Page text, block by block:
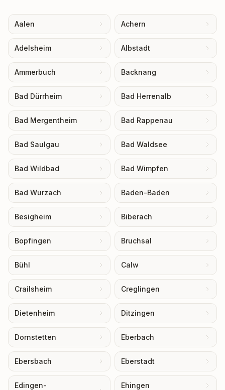
Aalen Achern
Adelsheim Albstadt
Ammerbuch Backnang
Bad Dürrheim Bad Herrenalb
Bad Mergentheim Bad Rappenau
Bad Saulgau Bad Waldsee
Bad Wildbad Bad Wimpfen
Bad Wurzach Baden-Baden
Besigheim Biberach
Bopfingen Bruchsal
Bühl Calw
Crailsheim Creglingen
Dietenheim Ditzingen
Dornstetten Eberbach
Ebersbach Eberstadt
Edingen-
Ehingen